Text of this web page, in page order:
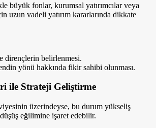
büyük fonlar, kurumsal yatırımcılar veya
uzun vadeli yatırım kararlarında dikkate
dirençlerin belirlenmesi.
yönü hakkında fikir sahibi olunması.
ile Strateji Geliştirme
üzerindeyse, bu durum yükseliş
eğilimine işaret edebilir.